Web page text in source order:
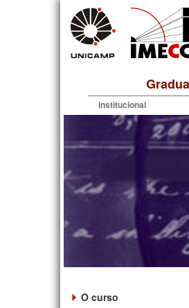
Institucional
O curso